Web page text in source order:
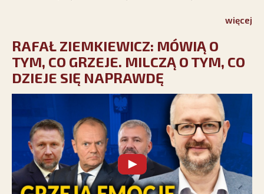
więcej
RAFAŁ ZIEMKIEWICZ: MÓWIĄ O
TYM, CO GRZEJE. MILCZĄ O TYM, CO
DZIEJE SIĘ NAPRAWDĘ